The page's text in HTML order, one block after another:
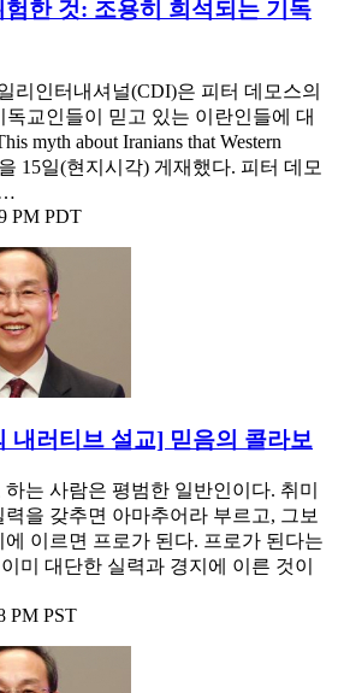
한 것: 조용히 희석되는 기독
리인터내셔널(CDI)은 피터 데모스의
독교인들이 믿고 있는 이란인들에 대
myth about Iranians that Western
15일(현지시각) 게재했다. 피터 데모
PM PDT
내러티브 설교] 믿음의 콜라보
는 사람은 평범한 일반인이다. 취미
을 갖추면 아마추어라 부르고, 그보
이르면 프로가 된다. 프로가 된다는
미 대단한 실력과 경지에 이른 것이
PM PST